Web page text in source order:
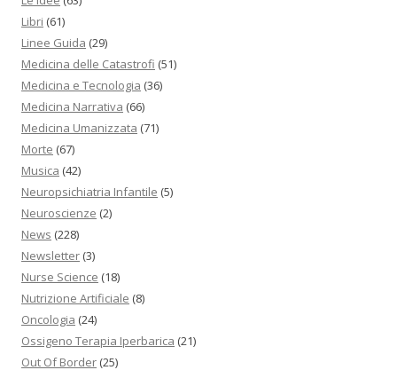
Libri (61)
Linee Guida (29)
Medicina delle Catastrofi (51)
Medicina e Tecnologia (36)
Medicina Narrativa (66)
Medicina Umanizzata (71)
Morte (67)
Musica (42)
Neuropsichiatria Infantile (5)
Neuroscienze (2)
News (228)
Newsletter (3)
Nurse Science (18)
Nutrizione Artificiale (8)
Oncologia (24)
Ossigeno Terapia Iperbarica (21)
Out Of Border (25)